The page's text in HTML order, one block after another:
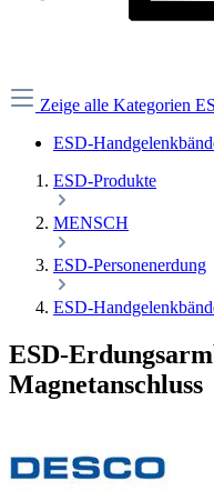
Zeige alle Kategorien
ESD-
ESD-Produkte
MENSCH
ESD-Personenerdung
ESD-
ESD-
Magnetanschluss